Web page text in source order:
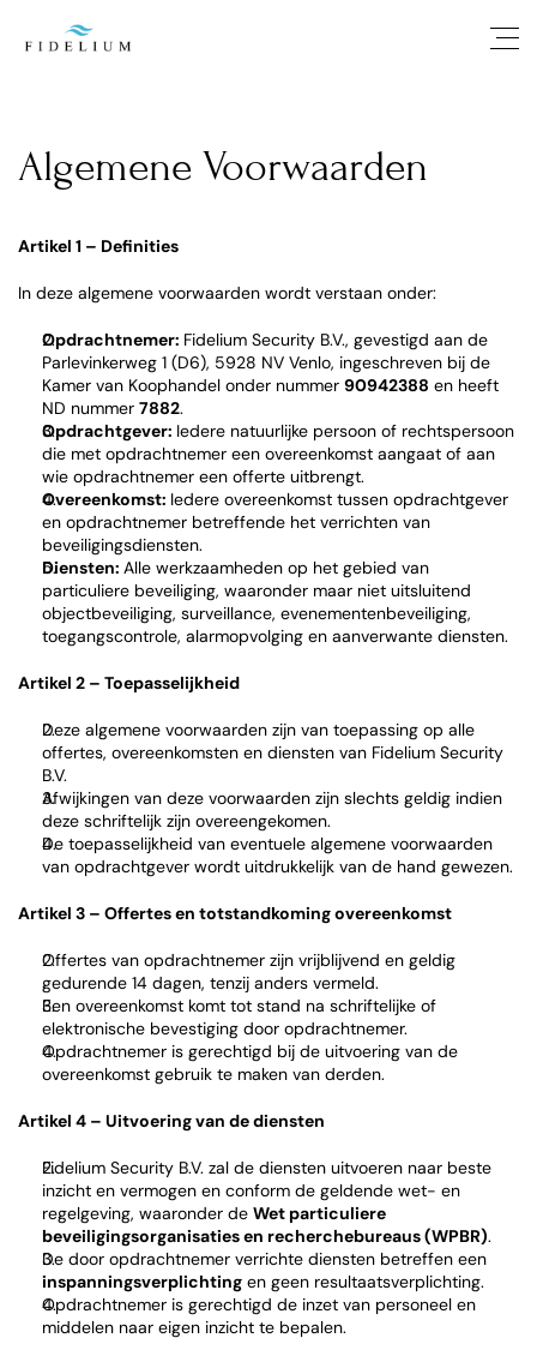
Algemene Voorwaarden
Artikel 1 – Definities
In deze algemene voorwaarden wordt verstaan onder:
Opdrachtnemer: Fidelium Security B.V., gevestigd aan de
Parlevinkerweg 1 (D6), 5928 NV Venlo, ingeschreven bij de
Kamer van Koophandel onder nummer 90942388 en heeft
ND nummer 7882.
Opdrachtgever: Iedere natuurlijke persoon of rechtspersoon
die met opdrachtnemer een overeenkomst aangaat of aan
wie opdrachtnemer een offerte uitbrengt.
Overeenkomst: Iedere overeenkomst tussen opdrachtgever
en opdrachtnemer betreffende het verrichten van
beveiligingsdiensten.
Diensten: Alle werkzaamheden op het gebied van
particuliere beveiliging, waaronder maar niet uitsluitend
objectbeveiliging, surveillance, evenementenbeveiliging,
toegangscontrole, alarmopvolging en aanverwante diensten.
Artikel 2 – Toepasselijkheid
Deze algemene voorwaarden zijn van toepassing op alle
offertes, overeenkomsten en diensten van Fidelium Security
B.V.
Afwijkingen van deze voorwaarden zijn slechts geldig indien
deze schriftelijk zijn overeengekomen.
De toepasselijkheid van eventuele algemene voorwaarden
van opdrachtgever wordt uitdrukkelijk van de hand gewezen.
Artikel 3 – Offertes en totstandkoming overeenkomst
Offertes van opdrachtnemer zijn vrijblijvend en geldig
gedurende 14 dagen, tenzij anders vermeld.
Een overeenkomst komt tot stand na schriftelijke of
elektronische bevestiging door opdrachtnemer.
Opdrachtnemer is gerechtigd bij de uitvoering van de
overeenkomst gebruik te maken van derden.
Artikel 4 – Uitvoering van de diensten
Fidelium Security B.V. zal de diensten uitvoeren naar beste
inzicht en vermogen en conform de geldende wet- en
regelgeving, waaronder de Wet particuliere
beveiligingsorganisaties en recherchebureaus (WPBR).
inspanningsverplichting en geen resultaatsverplichting.
Opdrachtnemer is gerechtigd de inzet van personeel en
middelen naar eigen inzicht te bepalen.